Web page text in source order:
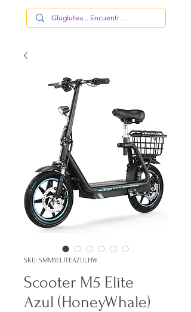
SKU: SMM5ELITEAZULHW
Scooter M5 Elite
Azul (HoneyWhale)